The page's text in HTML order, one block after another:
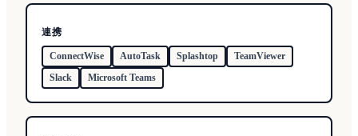
連携
ConnectWise AutoTask Splashtop
TeamViewer
Slack
Microsoft Teams